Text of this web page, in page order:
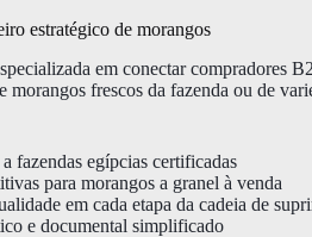
estratégico de morangos
em conectar compradores
morangos frescos da fazenda ou de
fazendas egípcias certificadas
para morangos a granel à venda
em cada etapa da cadeia de
e documental simplificado